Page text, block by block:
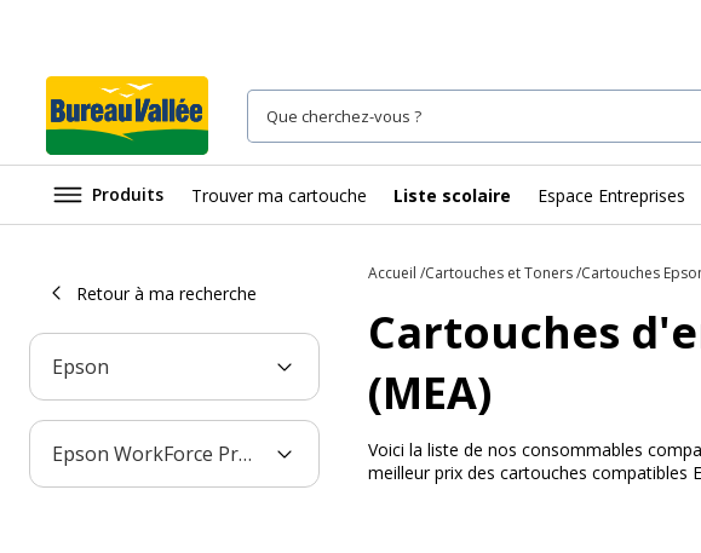
Produits Trouver ma cartouche Liste scolaire Espace Entreprises
Retour à ma recherche
Epson
Epson WorkForce Pro WF-M5299DW (MEA)
Accueil Cartouches et Toners Cartouches
Cartouches
(MEA)
Voici la liste de nos consommables
meilleur prix des cartouches compatibles